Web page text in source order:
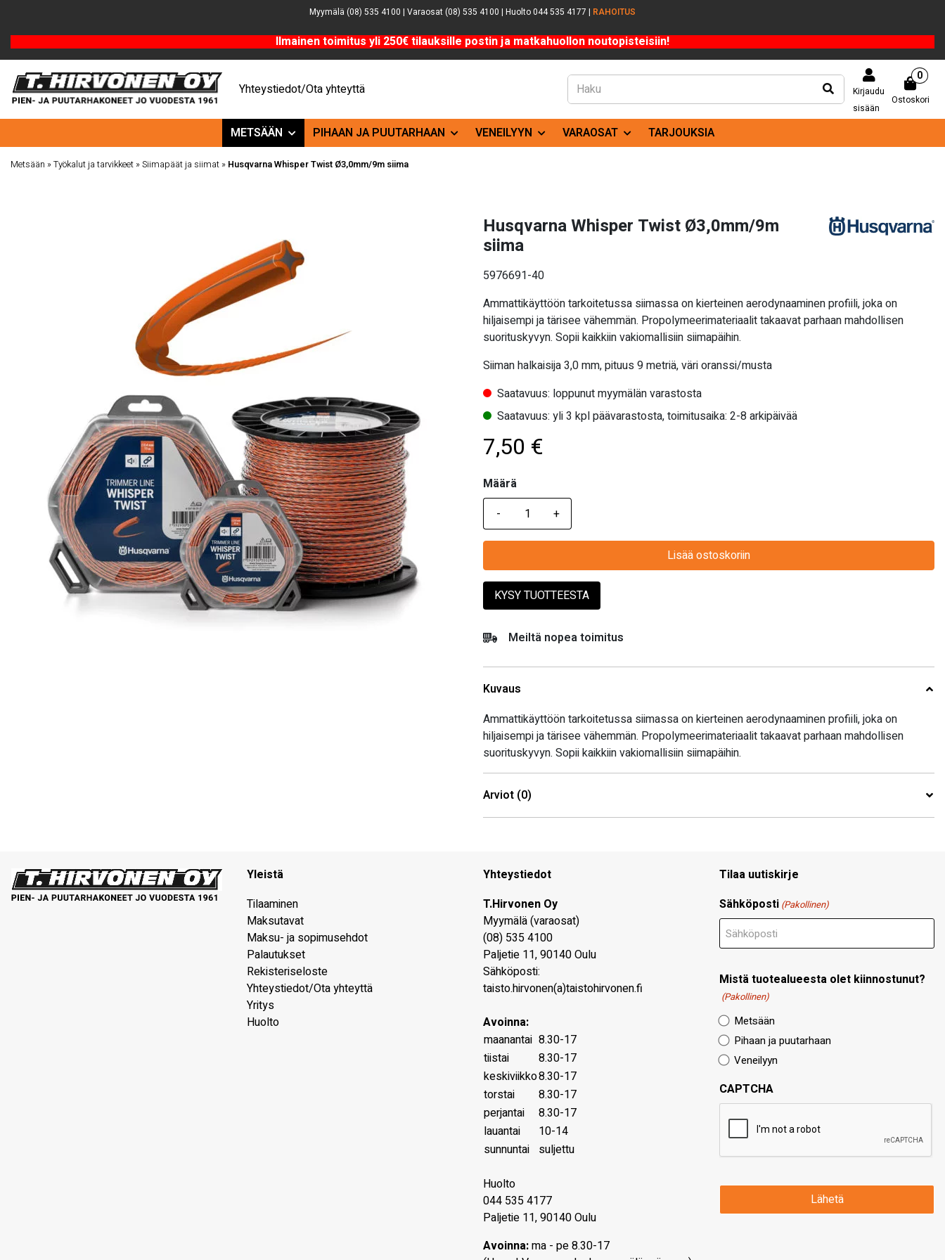
Myymälä (08) 535 4100 | Varaosat (08) 535 4100 | Huolto 044 535 4177 | RAHOITUS
Ilmainen toimitus yli 250€ tilauksille postin ja matkahuollon noutopisteisiin!
Yhteystiedot/Ota yhteyttä
Kirjaudu
sisään
Ostoskori
0
METSÄÄN PIHAAN JA PUUTARHAAN VENEILYYN VARAOSAT TARJOUKSIA
Metsään »Työkalut ja tarvikkeet »Siimapäät ja siimat » Husqvarna Whisper Twist Ø3,0mm/9m siima
Husqvarna Whisper Twist Ø3,0mm/9m
siima
5976691-40
Ammattikäyttöön tarkoitetussa siimassa on kierteinen aerodynaaminen profiili, joka on
hiljaisempi ja tärisee vähemmän. Propolymeerimateriaalit takaavat parhaan mahdollisen
suorituskyvyn. Sopii kaikkiin vakiomallisiin siimapäihin.
Siiman halkaisija 3,0 mm, pituus 9 metriä, väri oranssi/musta
Saatavuus: loppunut myymälän varastosta
Saatavuus: yli 3 kpl päävarastosta, toimitusaika: 2-8 arkipäivää
7,50 €
Määrä
Määrä
Lisää ostoskoriin
KYSY TUOTTEESTA
Meiltä nopea toimitus
Kuvaus
Ammattikäyttöön tarkoitetussa siimassa on kierteinen aerodynaaminen profiili, joka on
hiljaisempi ja tärisee vähemmän. Propolymeerimateriaalit takaavat parhaan mahdollisen
suorituskyvyn. Sopii kaikkiin vakiomallisiin siimapäihin.
Arviot (0)
Yleistä
Tilaaminen
Maksutavat
Maksu- ja sopimusehdot
Palautukset
Rekisteriseloste
Yhteystiedot/Ota yhteyttä
Yritys
Huolto
Yhteystiedot
T.Hirvonen Oy
Myymälä (varaosat)
(08) 535 4100
Paljetie 11,90140Oulu
Sähköposti:
taisto.hirvonen(a)taistohirvonen.fi
Avoinna:
maanantai 8.30-17
tiistai
8.30-17
keskiviikko8.30-17
torstai
8.30-17
perjantai
8.30-17
lauantai
10-14
sunnuntai suljettu
Huolto
044 535 4177
Paljetie 11, 90140 Oulu
Avoinna:ma - pe 8.30-17
Tilaa uutiskirje
Sähköposti (Pakollinen)
Mistä tuotealueesta olet kiinnostunut?
(Pakollinen)
Metsään
Pihaan ja puutarhaan
Veneilyyn
CAPTCHA